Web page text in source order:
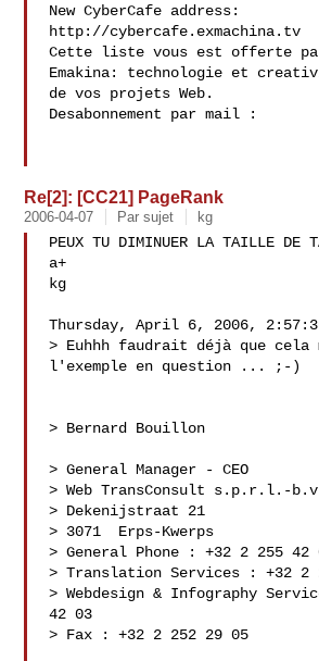
New CyberCafe address:
http://cybercafe.exmachina.tv
Cette liste vous est offerte par
Emakina: technologie et
de vos projets Web.
Desabonnement par mail :
Re[2]: [CC21] PageRank
2006-04-07 Par sujet kg
PEUX TU DIMINUER LA TAILLE DE
a+
kg
Thursday, April 6, 2006,
> Euhhh faudrait déjà que cela
l'exemple en question ... ;-)
> Bernard Bouillon
> General Manager - CEO
> Web TransConsult s.p.r.l.-
> Dekenijstraat 21
> 3071  Erps-Kwerps
> General Phone : +32 2 255 42
> Translation Services : +32 2
> Webdesign & Infography
42 03
> Fax : +32 2 252 29 05